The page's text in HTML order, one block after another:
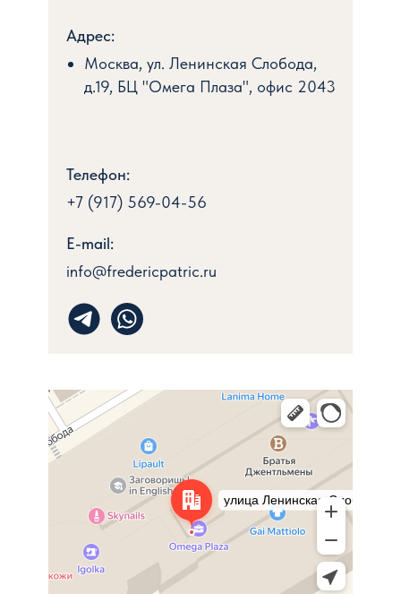
Москва, ул. Ленинская Слобода,
д.19, БЦ "Омега Плаза", офис 2043
Адрес:
+7 (917) 569-04-56
info@fredericpatric.ru
Телефон:
E-mail: